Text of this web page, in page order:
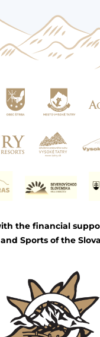
the financial
Sports of the